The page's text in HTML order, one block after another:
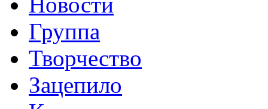
Группа
Творчество
Зацепило